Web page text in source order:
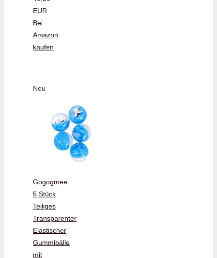
EUR
Bei
Amazon
kaufen
Neu
Gogogmee
5 Stück
Teiliges
Transparenter
Elastischer
Gummibälle
mit